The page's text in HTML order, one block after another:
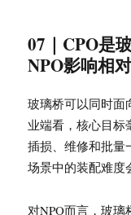
07｜CPO是
NPO影响相
玻璃桥可以同时面
业端看，核心目标
插损、维修和批量
场景中的装配难度
对NPO而言，玻